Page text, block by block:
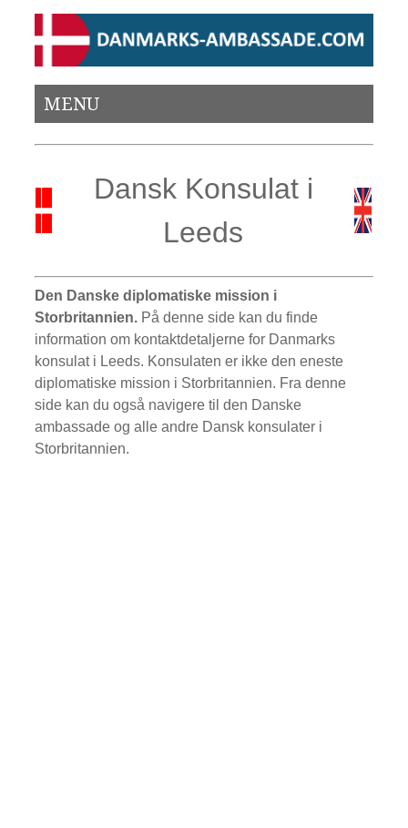
MENU
Dansk Konsulat i
Leeds
Den Danske diplomatiske mission i
Storbritannien. På denne side kan du finde
information om kontaktdetaljerne for Danmarks
konsulat i Leeds. Konsulaten er ikke den eneste
diplomatiske mission i Storbritannien. Fra denne
side kan du også navigere til den Danske
ambassade og alle andre Dansk konsulater i
Storbritannien.